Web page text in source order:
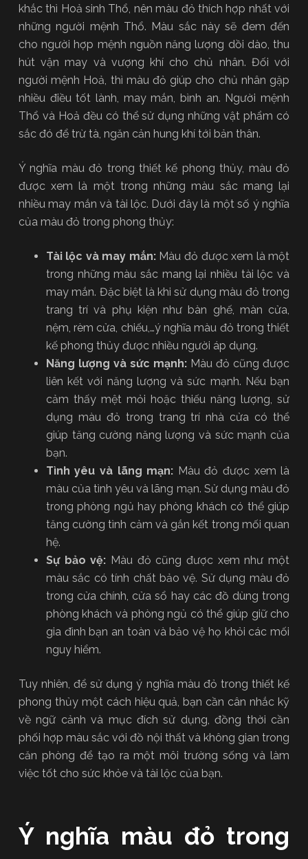
khắc thì Hoả sinh Thổ, nên màu đỏ thích hợp nhất với
những người mệnh Thổ. Màu sắc này sẽ đem đến
cho người hợp mệnh nguồn năng lượng dồi dào, thu
hút vận may và vượng khí cho chủ nhân. Đối với
người mệnh Hoả, thì màu đỏ giúp cho chủ nhân gặp
nhiều điều tốt lành, may mắn, bình an. Người mệnh
Thổ và Hoả đều có thể sử dụng những vật phẩm có
sắc đó để trừ tà, ngăn cản hung khí tới bản thân.
Ý nghĩa màu đỏ trong thiết kế phong thủy, màu đỏ
được xem là một trong những màu sắc mang lại
nhiều may mắn và tài lộc. Dưới đây là một số ý nghĩa
của màu đỏ trong phong thủy:
Tài lộc và may mắn:Màu đỏ được xem là một
trong những màu sắc mang lại nhiều tài lộc và
may mắn. Đặc biệt là khi sử dụng màu đỏ trong
trang trí và phụ kiện như bàn ghế, màn cửa,
nệm, rèm cửa, chiếu,…ý nghĩa màu đỏ trong thiết
kế phong thủy được nhiều người áp dụng.
Năng lượng và sức mạnh: Màu đỏ cũng được
liên kết với năng lượng và sức mạnh. Nếu bạn
cảm thấy mệt mỏi hoặc thiếu năng lượng, sử
dụng màu đỏ trong trang trí nhà cửa có thể
giúp tăng cường năng lượng và sức mạnh của
bạn.
Tình yêu và lãng mạn: Màu đỏ được xem là
màu của tình yêu và lãng mạn. Sử dụng màu đỏ
trong phòng ngủ hay phòng khách có thể giúp
tăng cường tình cảm và gắn kết trong mối quan
hệ.
Sự bảo vệ: Màu đỏ cũng được xem như một
màu sắc có tính chất bảo vệ. Sử dụng màu đỏ
trong cửa chính, cửa sổ hay các đồ dùng trong
phòng khách và phòng ngủ có thể giúp giữ cho
gia đình bạn an toàn và bảo vệ họ khỏi các mối
nguy hiểm.
Tuy nhiên, để sử dụng ý nghĩa màu đỏ trong thiết kế
phong thủy một cách hiệu quả, bạn cần cân nhắc kỹ
về ngữ cảnh và mục đích sử dụng, đồng thời cần
phối hợp màu sắc với đồ nội thất và không gian trong
căn phòng để tạo ra một môi trường sống và làm
việc tốt cho sức khỏe và tài lộc của bạn.
Ý nghĩa màu đỏ trong